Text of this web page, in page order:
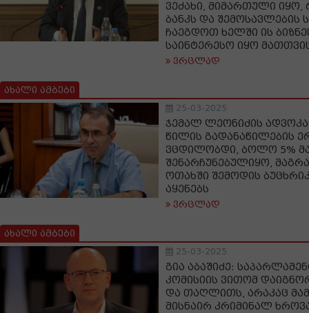
ვეძახი, მიმართული
ბანკს და შემოსავლების
ჩაეგდოთ ხელში ის
საინტერესო იყო
ვრცლად
ახალი ამბები
25-03-2025
ჯემალ ლეონიძის
წილის გადანაწილების
ვცდილობდი, ბოლო 5%
შენარჩუნებულიყო,
ოთახში შემოდის
აყენებს
ვრცლად
ახალი ამბები
25-03-2025
გია აბაშიძე:
კომისიის ვითომ
და თაღლითს, არაკაც
მისნაირ კრიმინალ